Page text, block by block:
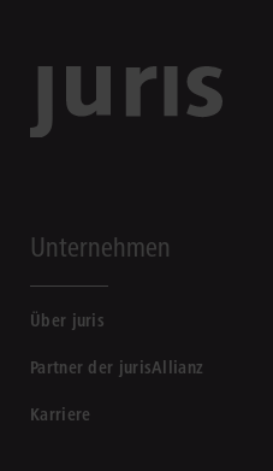
Unternehmen
Über juris
Partner der jurisAllianz
Karriere